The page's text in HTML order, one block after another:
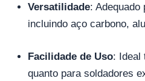
Versatilidade:
incluindo aço carbono,
Facilidade de Uso: Ideal
quanto para soldadores